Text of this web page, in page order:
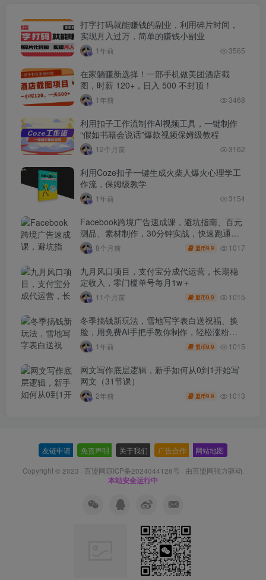
打字打码就能赚钱的副业，利用碎片时间，
实现月入过万，简单的赚钱小副业
1年前 3565
在家躺赚新选择！一部手机做美团酒店截
图，时薪 120+，日入 500 不封顶！
1年前 3468
利用扣子工作流制作AI视频工具，一键制作
“假如书籍会说话”爆款视频保姆级教程
12个月前 3162
利用Coze扣子一键生成火柴人爆火心理学工
作流，保姆级教学
1年前 3154
Facebook跨境广告速成课，避坑指南、百元
测品、素材制作，30分钟实战，快速跑通首
单出单8个月前 盟币9.9 1017
九月风口项目，支付宝分成代运营，长期稳
定收入，零门槛单号每月1w＋
11个月前 盟币9.9 1015
冬季搞钱新玩法，雪地写字表白送祝福、换
脸，用免费AI手把手教你制作，轻松涨粉
3.5w，接单到手软
1年前 盟币9.9 1015
网文写作底层逻辑，新手如何从0到1开始写
网文（31节课）
2年前 盟币9.9 1013
友链申请 免责声明 关于我们 广告合作 网站地图
Copyright © 2023 · 百盟网琼ICP备2024044128号 · 由百盟网强力驱动.
本站安全运行中